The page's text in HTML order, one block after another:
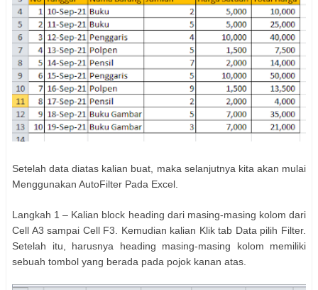
Setelah data diatas kalian buat, maka selanjutnya kita akan mulai
Menggunakan AutoFilter Pada Excel.
Langkah 1 – Kalian block heading dari masing-masing kolom dari
Cell A3 sampai Cell F3. Kemudian kalian Klik tab Data pilih Filter.
Setelah itu, harusnya heading masing-masing kolom memiliki
sebuah tombol yang berada pada pojok kanan atas.